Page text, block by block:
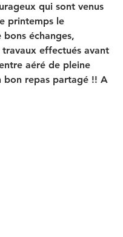
qui sont venus
printemps le
échanges,
effectués avant
aéré de pleine
bon repas partagé !! A